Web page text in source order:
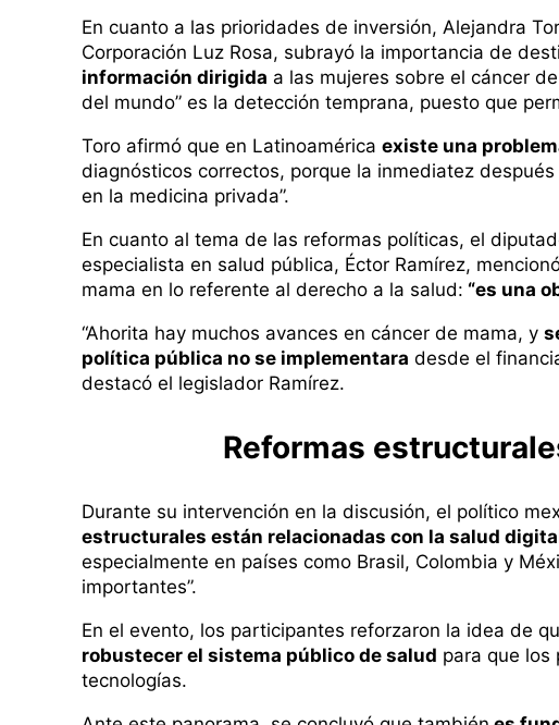
En cuanto a las prioridades de inversión, Alejandra
Corporación Luz Rosa, subrayó la importancia de
información dirigida a las mujeres sobre el cáncer
del mundo” es la detección temprana, puesto que
Toro afirmó que en Latinoaméricaexiste una
diagnósticos correctos, porque la inmediatez
en la medicina privada”.
En cuanto al tema de las reformas políticas, el
especialista en salud pública, Éctor Ramírez,
mama en lo referente al derecho a la salud: “es una
“Ahorita hay muchos avances en cáncer de mama, y
política pública no se implementara desde el
destacó el legislador Ramírez.
Reformas
Durante su intervención en la discusión, el político
estructurales están relacionadas con la salud
especialmente en países como Brasil, Colombia y
importantes”.
En el evento, los participantes reforzaron la idea de
robustecer el sistema público de salud para que los
tecnologías.